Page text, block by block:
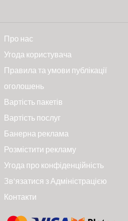
Про нас
Угода користувача
Правила та умови публікації
оголошень
Вартість пакетів
Вартість послуг
Банерна реклама
Розмістити рекламу
Угода про конфіденційність
Зв'язатися з Адміністрацією
Контакти